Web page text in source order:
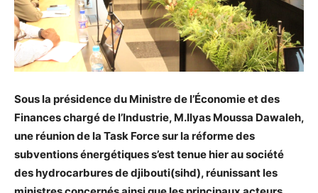
Sous la présidence du Ministre de l’Économie et des
Finances chargé de l’Industrie, M.Ilyas Moussa Dawaleh,
une réunion de la Task Force sur la réforme des
subventions énergétiques s’est tenue hier au société
des hydrocarbures de djibouti(sihd), réunissant les